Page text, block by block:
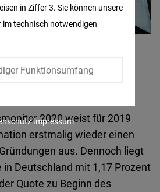
2020 weist für 2019
erstmalig wieder einen
aus. Dennoch liegt
in Deutschland mit 1,17 Prozent
Quote zu Beginn des
in Ziffer 3. Sie können unsere
im technisch notwendigen
Funktionsumfang
Impressum